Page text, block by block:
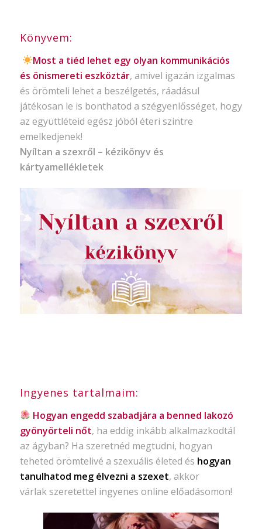
Könyvem:
Most a tiéd lehet egy olyan kommunikációs
és önismereti eszköztár, amivel igazán izgalmas
és örömteli lehet a beszélgetés, ráadásul
játékosan le is bonthatod a szégyenlősséget, hogy
az együttléteid egész jóból éteri szintre
emelkedjenek!
Nyíltan a szexről – kézikönyv és
kártyamellékletek
Ingyenes tartalmaim:
Hogyan engedd szabadjára a benned lakozó
gyönyörteli nőt, ha eddig inkább alkalmazkodtál
az ágyban? Ha szeretnéd megtudni, hogyan
teheted örömtelivé a szexuális életed és hogyan
tanulhatod meg élvezni a szexet, akkor
várlak szeretettel ingyenes online előadásomon!